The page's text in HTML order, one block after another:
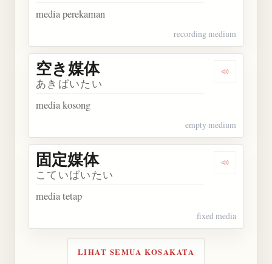
media perekaman
recording medium
Dengarkan
空き媒体
あきばいたい
media kosong
empty medium
Dengarkan
固定媒体
こていばいたい
media tetap
fixed media
LIHAT SEMUA KOSAKATA